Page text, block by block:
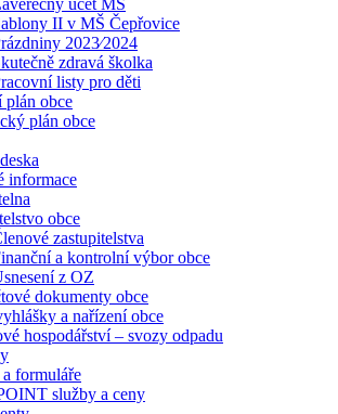
účet MŠ
II v MŠ Čepřovice
2023⁄2024
zdravá školka
listy pro děti
plán obce
plán obce
informace
obce
zastupitelstva
a kontrolní výbor obce
z OZ
dokumenty obce
a nařízení obce
hospodářství – svozy odpadu
formuláře
služby a ceny